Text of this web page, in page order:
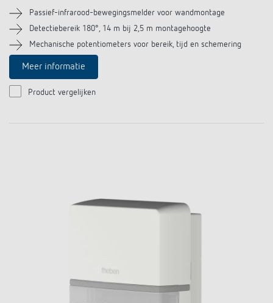
Passief-infrarood-bewegingsmelder voor wandmontage
Detectiebereik 180°, 14 m bij 2,5 m montagehoogte
Mechanische potentiometers voor bereik, tijd en schemering
Meer informatie
Product vergelijken